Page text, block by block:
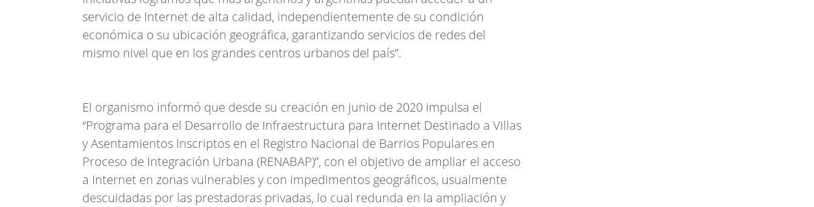
servicio de Internet de alta calidad, independientemente de su condición
económica o su ubicación geográfica, garantizando servicios de redes del
mismo nivel que en los grandes centros urbanos del país”.
El organismo informó que desde su creación en junio de 2020 impulsa el
“Programa para el Desarrollo de Infraestructura para Internet Destinado a Villas
y Asentamientos Inscriptos en el Registro Nacional de Barrios Populares en
Proceso de Integración Urbana (RENABAP)”, con el objetivo de ampliar el acceso
a Internet en zonas vulnerables y con impedimentos geográficos, usualmente
descuidadas por las prestadoras privadas, lo cual redunda en la ampliación y